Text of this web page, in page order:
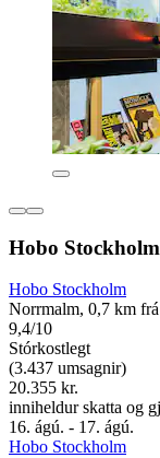
Hobo Stockholm
Hobo Stockholm
Norrmalm, 0,7 km
9,4/10
Stórkostlegt
(3.437 umsagnir)
20.355 kr.
inniheldur skatta og
16. ágú. - 17. ágú.
Hobo Stockholm